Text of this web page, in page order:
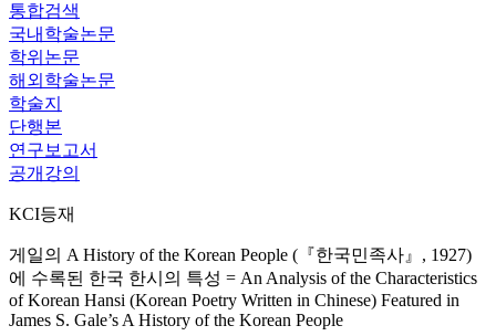
통합검색
국내학술논문
학위논문
해외학술논문
학술지
단행본
연구보고서
공개강의
KCI등재
게일의 A History of the Korean People (『한국민족사』, 1927)
에 수록된 한국 한시의 특성 = An Analysis of the Characteristics
of Korean Hansi (Korean Poetry Written in Chinese) Featured in
James S. Gale’s A History of the Korean People